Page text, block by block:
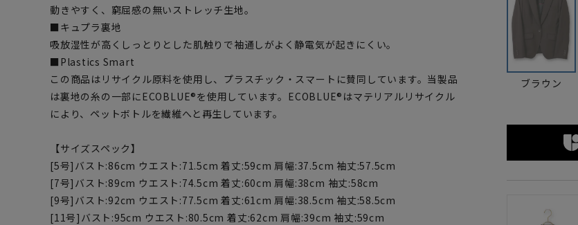
動きやすく、窮屈感の無いストレッチ生地。
■キュプラ裏地
吸放湿性が高くしっとりとした肌触りで袖通しがよく静電気が起きにくい。
■Plastics Smart
この商品はリサイクル原料を使用し、プラスチック・スマートに賛同しています。当製品
は裏地の糸の一部にECOBLUE®を使用しています。ECOBLUE®はマテリアルリサイクル
により、ペットボトルを繊維へと再生しています。
【サイズスペック】
[5号]バスト:86cm ウエスト:71.5cm 着丈:59cm 肩幅:37.5cm 袖丈:57.5cm
[7号]バスト:89cm ウエスト:74.5cm 着丈:60cm 肩幅:38cm 袖丈:58cm
[9号]バスト:92cm ウエスト:77.5cm 着丈:61cm 肩幅:38.5cm 袖丈:58.5cm
[11号]バスト:95cm ウエスト:80.5cm 着丈:62cm 肩幅:39cm 袖丈:59cm
ブラウン